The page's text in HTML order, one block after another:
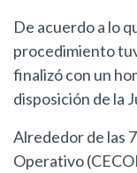
De acuerdo a lo
procedimiento
finalizó con un
disposición de la
Alrededor de las
Operativo